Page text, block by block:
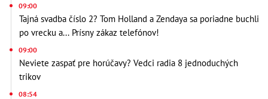
09:00
Tajná svadba číslo 2? Tom Holland a Zendaya sa poriadne buchli
po vrecku a... Prísny zákaz telefónov!
09:00
Neviete zaspať pre horúčavy? Vedci radia 8 jednoduchých
trikov
08:54